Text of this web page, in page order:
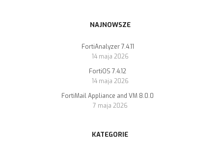
NAJNOWSZE
FortiAnalyzer 7.4.11
14 maja 2026
FortiOS 7.4.12
14 maja 2026
FortiMail Appliance and VM 8.0.0
7 maja 2026
KATEGORIE